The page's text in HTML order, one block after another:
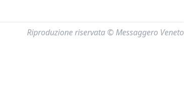
Riproduzione riservata © Messaggero Veneto